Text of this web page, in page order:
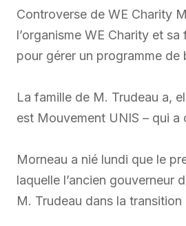
Controverse de WE Charity
l’organisme WE Charity et
pour gérer un programme de
La famille de M. Trudeau a,
est Mouvement UNIS – qui a
Morneau a nié lundi que le
laquelle l’ancien gouverneur
M. Trudeau dans la